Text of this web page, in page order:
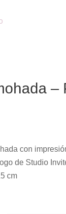
–
con
de Studio
cm